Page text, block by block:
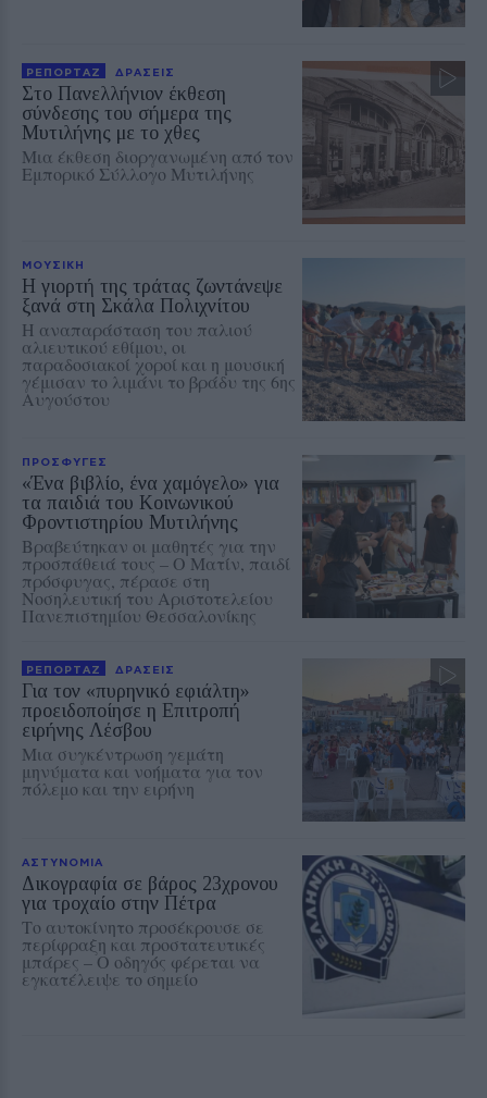
ΡΕΠΟΡΤΑΖ ΔΡΑΣΕΙΣ
Στο Πανελλήνιον έκθεση
σύνδεσης του σήμερα της
Μυτιλήνης με το χθες
Μια έκθεση διοργανωμένη από τον
Εμπορικό Σύλλογο Μυτιλήνης
ΜΟΥΣΙΚΗ
Η γιορτή της τράτας ζωντάνεψε
ξανά στη Σκάλα Πολιχνίτου
Η αναπαράσταση του παλιού
αλιευτικού εθίμου, οι
παραδοσιακοί χοροί και η μουσική
γέμισαν το λιμάνι το βράδυ της 6ης
Αυγούστου
ΠΡΟΣΦΥΓΕΣ
«Ένα βιβλίο, ένα χαμόγελο» για
τα παιδιά του Κοινωνικού
Φροντιστηρίου Μυτιλήνης
Βραβεύτηκαν οι μαθητές για την
προσπάθειά τους – Ο Ματίν, παιδί
πρόσφυγας, πέρασε στη
Νοσηλευτική του Αριστοτελείου
Πανεπιστημίου Θεσσαλονίκης
ΡΕΠΟΡΤΑΖ ΔΡΑΣΕΙΣ
Για τον «πυρηνικό εφιάλτη»
προειδοποίησε η Επιτροπή
ειρήνης Λέσβου
Μια συγκέντρωση γεμάτη
μηνύματα και νοήματα για τον
πόλεμο και την ειρήνη
ΑΣΤΥΝΟΜΙΑ
Δικογραφία σε βάρος 23χρονου
για τροχαίο στην Πέτρα
Το αυτοκίνητο προσέκρουσε σε
περίφραξη και προστατευτικές
μπάρες – Ο οδηγός φέρεται να
εγκατέλειψε το σημείο